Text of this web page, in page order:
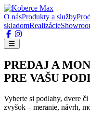
O násProdukty a služby
skladomRealizácie
PREDAJ A
PRE VAŠU
Vyberte si podlahy, dvere
zvyšok – meranie, návrh,